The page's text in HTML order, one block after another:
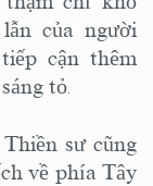
của người
cận thêm
tỏ.
sư cũng
về phía Tây